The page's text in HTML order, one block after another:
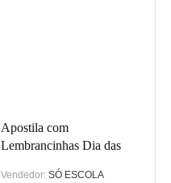
Apostila com
Lembrancinhas Dia das
Vendedor: SÓ ESCOLA